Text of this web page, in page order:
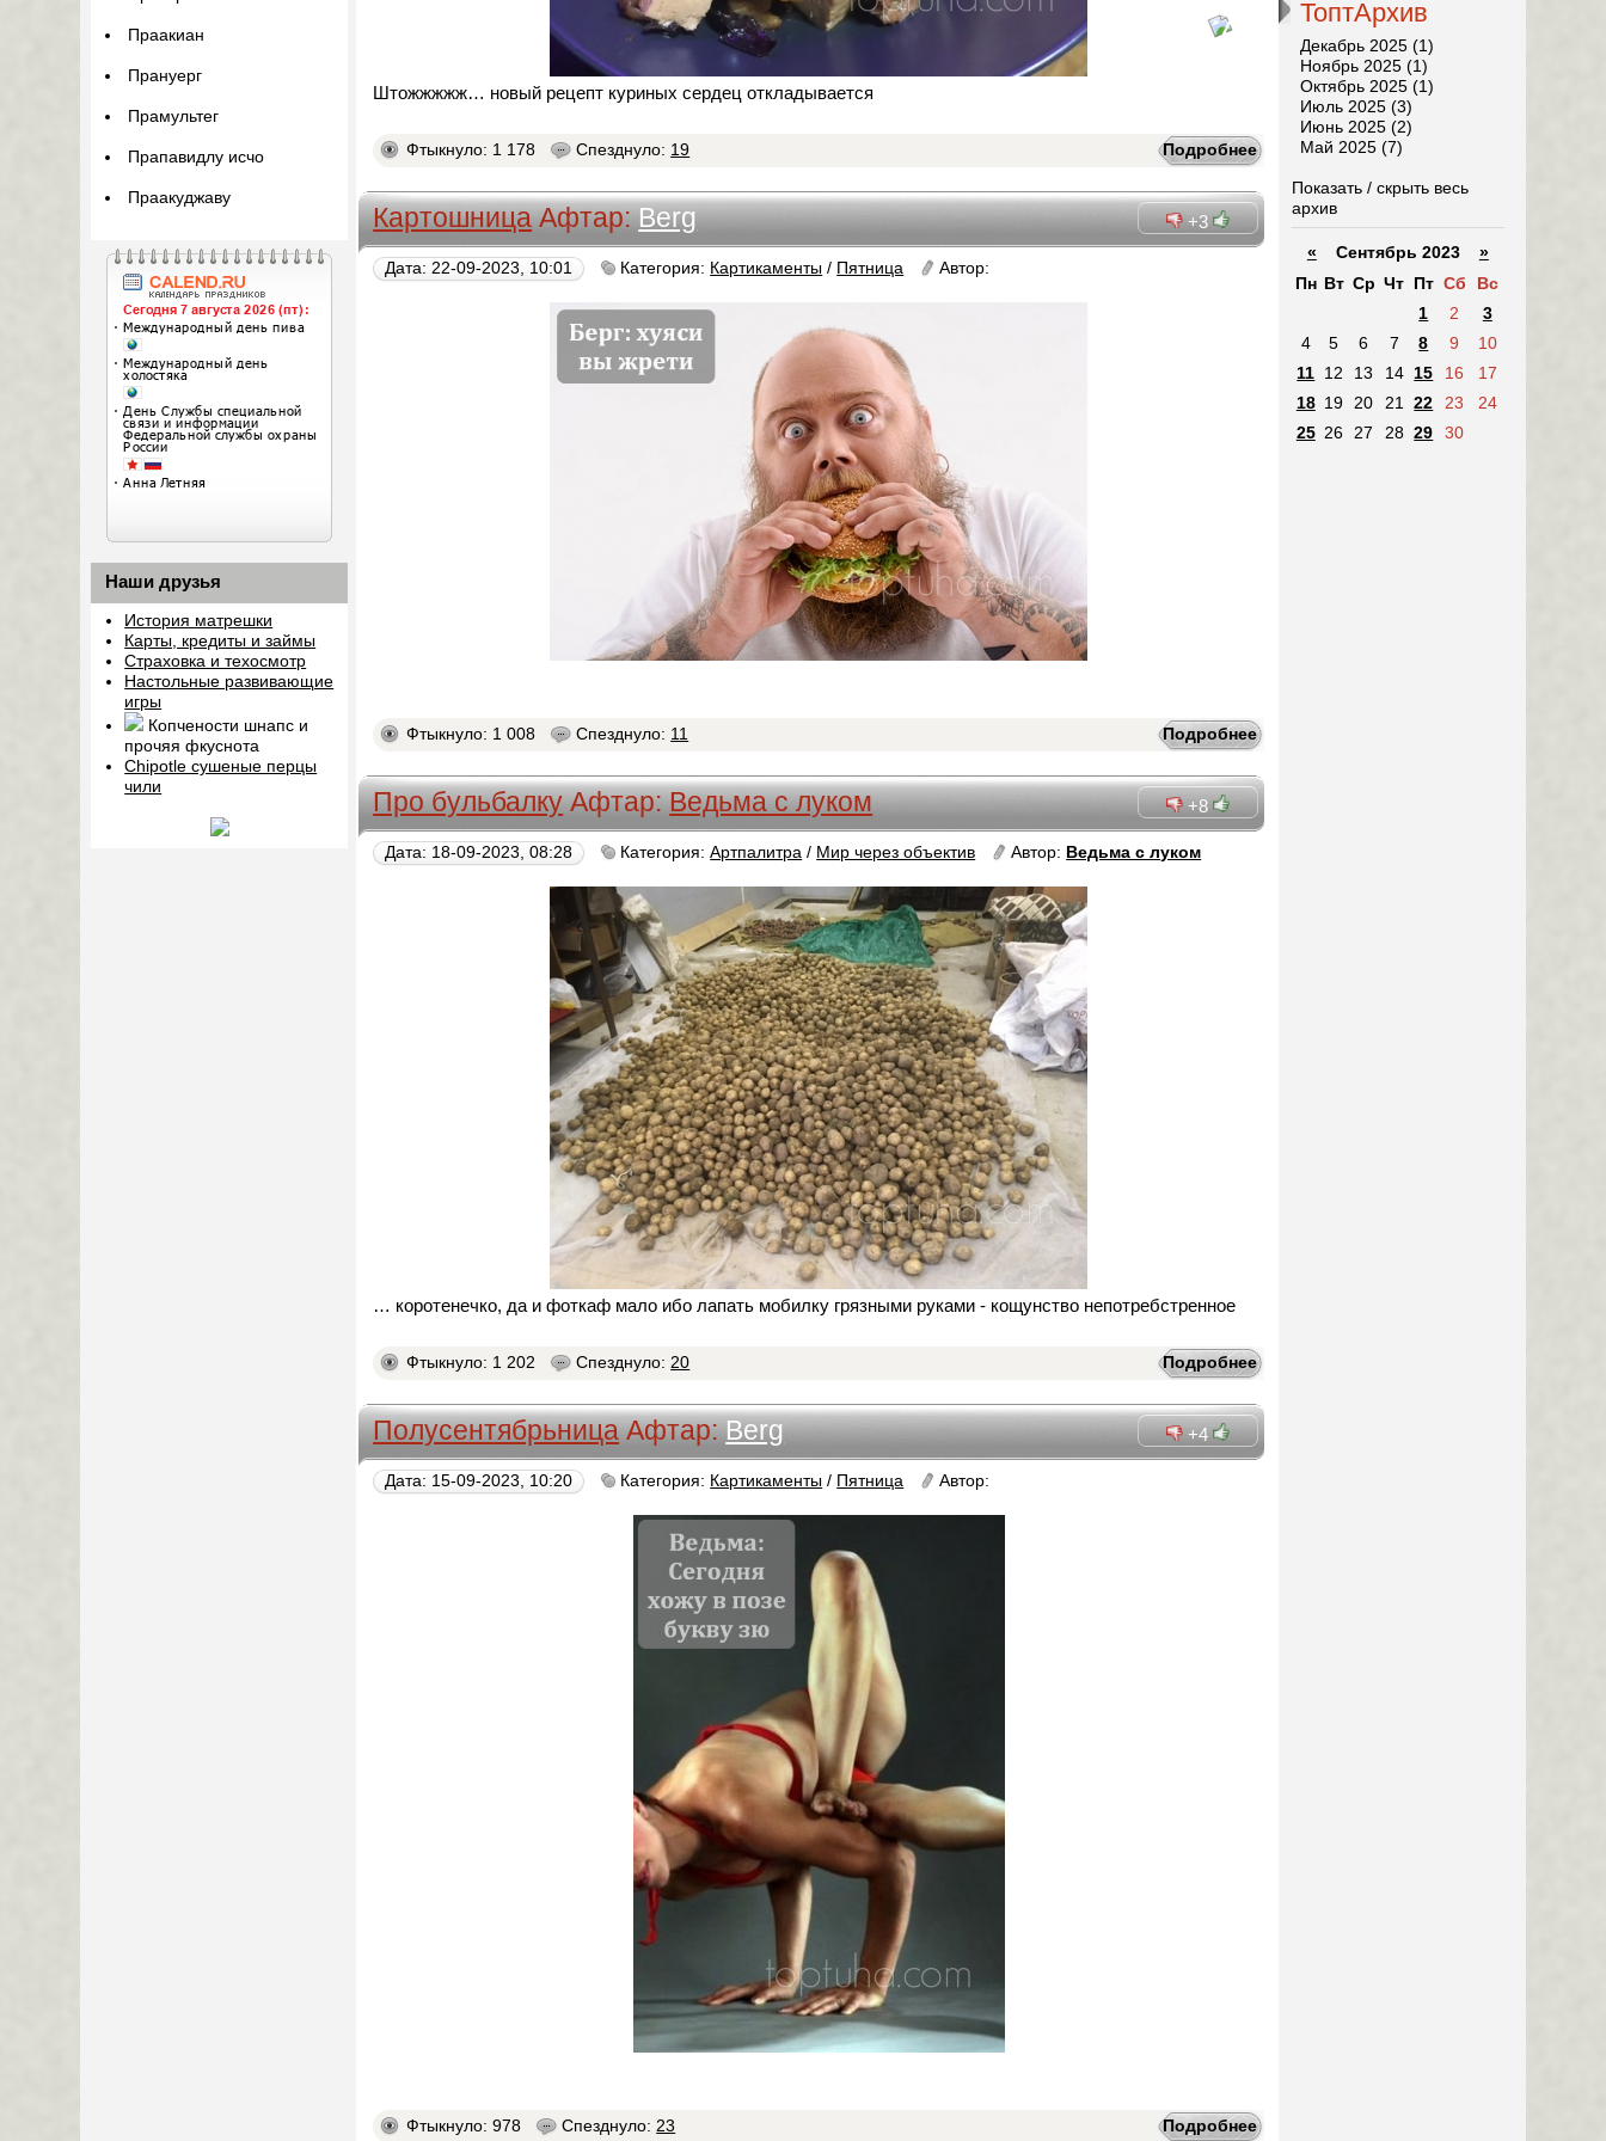
Штожжжжж… новый рецепт куриных сердец откладывается
Подробнее
Фтыкнуло: 1 178 Спезднуло: 19
+3
Картошница Афтар:Berg
Дата: 22-09-2023, 10:01 Категория: Картикаменты / Пятница Автор:
Подробнее
Фтыкнуло: 1 008 Спезднуло: 11
+8
Про бульбалку Афтар:Ведьма с луком
Дата: 18-09-2023, 08:28 Категория:Артпалитра / Мир через объектив Автор: Ведьма с луком
… коротенечко, да и фоткаф мало ибо лапать мобилку грязными руками - кощунство непотребстренное
Подробнее
Фтыкнуло: 1 202 Спезднуло:20
+4
Полусентябрьница Афтар:Berg
Дата: 15-09-2023, 10:20 Категория: Картикаменты / Пятница Автор:
Подробнее
Фтыкнуло: 978 Спезднуло:23
ТоптАрхив
Декабрь 2025 (1)
Ноябрь 2025 (1)
Октябрь 2025 (1)
Июль 2025 (3)
Июнь 2025 (2)
Май 2025 (7)
Показать / скрыть весь
архив
« Сентябрь 2023 »
Пн Вт Ср Чт Пт Сб
Вс
1
2
3
4
5 6 7 8 9
10
11 12 13 14 15 16
17
18 19 20 21 22 23
24
25 26 27 28 29 30
Праакиан
Прануерг
Прамультег
Прапавидлу исчо
Праакуджаву
Наши друзья
История матрешки
Карты, кредиты и займы
Страховка и техосмотр
Настольные развивающие
игры
Копчености шнапс и
прочяя фкуснота
Chipotle сушеные перцы
чили